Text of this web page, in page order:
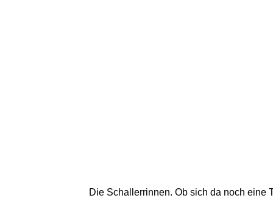
Die Schallerrinnen. Ob sich da noch eine